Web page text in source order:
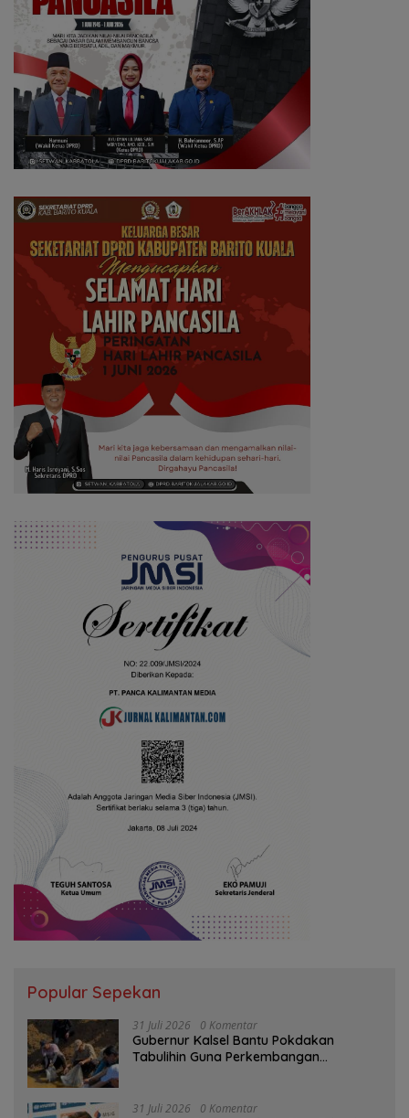
Popular Sepekan
31 Juli 2026 0 Komentar
Gubernur Kalsel Bantu Pokdakan
Tabulihin Guna Perkembangan
31 Juli 2026 0 Komentar